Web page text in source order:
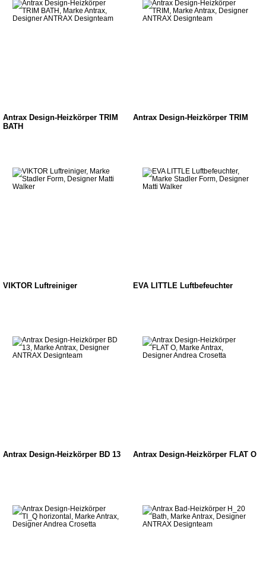
Antrax Design-Heizkörper TRIM
BATH
Antrax Design-Heizkörper TRIM
VIKTOR Luftreiniger EVA LITTLE Luftbefeuchter
Antrax Design-Heizkörper BD 13 Antrax Design-Heizkörper FLAT O